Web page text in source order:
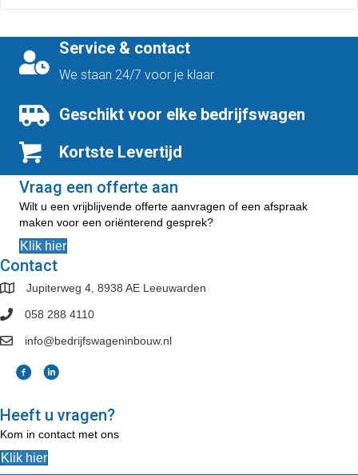
Service & contact
We staan 24/7 voor je klaar
Geschikt voor elke bedrijfswagen
Kortste Levertijd
Vraag een offerte aan
Wilt u een vrijblijvende offerte aanvragen of een afspraak
maken voor een oriënterend gesprek?
Klik hier
Contact
Jupiterweg 4, 8938 AE Leeuwarden
058 288 4110
info@bedrijfswageninbouw.nl
Heeft u vragen?
Kom in contact met ons
Klik hier